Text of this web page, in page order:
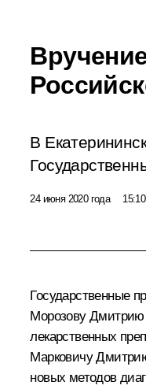
В
24 июня 2020 года 15:10
Государственные
Морозову Дмитрию
лекарственных
Марковичу
новых методов